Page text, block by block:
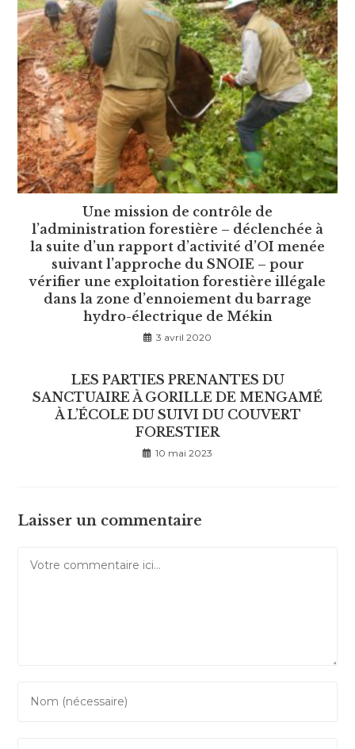
Une mission de contrôle de
l’administration forestière – déclenchée à
la suite d’un rapport d’activité d’OI menée
suivant l’approche du SNOIE – pour
vérifier une exploitation forestière illégale
dans la zone d’ennoiement du barrage
hydro-électrique de Mékin
3 avril 2020
LES PARTIES PRENANTES DU
SANCTUAIRE À GORILLE DE MENGAMÉ
À L’ÉCOLE DU SUIVI DU COUVERT
FORESTIER
10 mai 2023
Laisser un commentaire
your